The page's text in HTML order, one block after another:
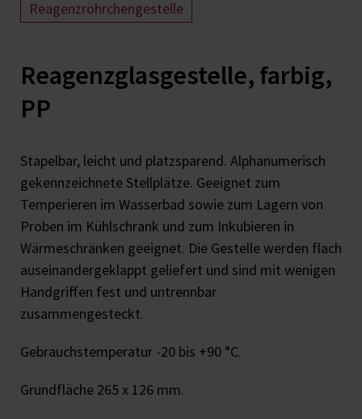
Reagenzröhrchengestelle
Reagenzglasgestelle, farbig,
PP
Stapelbar, leicht und platzsparend. Alphanumerisch
gekennzeichnete Stellplätze. Geeignet zum
Temperieren im Wasserbad sowie zum Lagern von
Proben im Kühlschrank und zum Inkubieren in
Wärmeschränken geeignet. Die Gestelle werden flach
auseinandergeklappt geliefert und sind mit wenigen
Handgriffen fest und untrennbar
zusammengesteckt.
Gebrauchstemperatur -20 bis +90 °C.
Grundfläche 265 x 126 mm.